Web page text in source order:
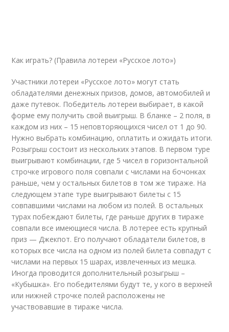
Как играть? (Правила лотереи «Русское лото»)
Участники лотереи «Русское лото» могут стать
обладателями денежных призов, домов, автомобилей и
даже путевок. Победитель лотереи выбирает, в какой
форме ему получить свой выигрыш. В бланке – 2 поля, в
каждом из них – 15 неповторяющихся чисел от 1 до 90.
Нужно выбрать комбинацию, оплатить и ожидать итоги.
Розыгрыш состоит из нескольких этапов. В первом туре
выигрывают комбинации, где 5 чисел в горизонтальной
строчке игрового поля совпали с числами на бочонках
раньше, чем у остальных билетов в том же тираже. На
следующем этапе туре выигрывают билеты с 15
совпавшими числами на любом из полей. В остальных
турах побеждают билеты, где раньше других в тираже
совпали все имеющиеся числа. В лотерее есть крупный
приз — Джекпот. Его получают обладатели билетов, в
которых все числа на одном из полей билета совпадут с
числами на первых 15 шарах, извлеченных из мешка.
Иногда проводится дополнительный розыгрыш –
«Кубышка». Его победителями будут те, у кого в верхней
или нижней строчке полей расположены не
участвовавшие в тираже числа.